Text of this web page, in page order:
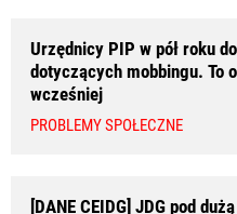
Urzędnicy PIP w pół roku
dotyczących mobbingu. To
wcześniej
PROBLEMY SPOŁECZNE
[DANE CEIDG] JDG pod